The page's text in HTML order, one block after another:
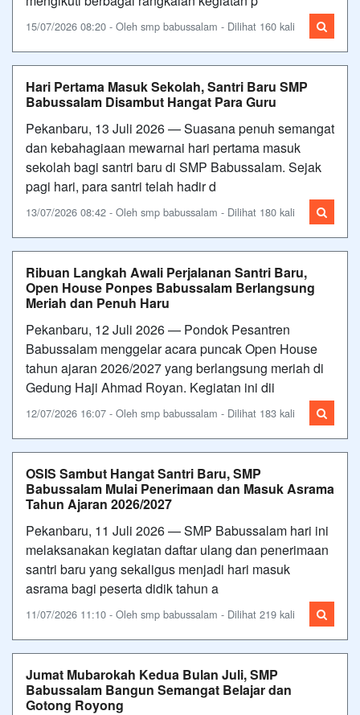
15/07/2026 08:20 - Oleh smp babussalam - Dilihat 160 kali
Hari Pertama Masuk Sekolah, Santri Baru SMP
Babussalam Disambut Hangat Para Guru
Pekanbaru, 13 Juli 2026 — Suasana penuh semangat
dan kebahagiaan mewarnai hari pertama masuk
sekolah bagi santri baru di SMP Babussalam. Sejak
pagi hari, para santri telah hadir d
13/07/2026 08:42 - Oleh smp babussalam - Dilihat 180 kali
Ribuan Langkah Awali Perjalanan Santri Baru,
Open House Ponpes Babussalam Berlangsung
Meriah dan Penuh Haru
Pekanbaru, 12 Juli 2026 — Pondok Pesantren
Babussalam menggelar acara puncak Open House
tahun ajaran 2026/2027 yang berlangsung meriah di
Gedung Haji Ahmad Royan. Kegiatan ini dii
12/07/2026 16:07 - Oleh smp babussalam - Dilihat 183 kali
OSIS Sambut Hangat Santri Baru, SMP
Babussalam Mulai Penerimaan dan Masuk Asrama
Tahun Ajaran 2026/2027
Pekanbaru, 11 Juli 2026 — SMP Babussalam hari ini
melaksanakan kegiatan daftar ulang dan penerimaan
santri baru yang sekaligus menjadi hari masuk
asrama bagi peserta didik tahun a
11/07/2026 11:10 - Oleh smp babussalam - Dilihat 219 kali
Jumat Mubarokah Kedua Bulan Juli, SMP
Babussalam Bangun Semangat Belajar dan
Gotong Royong